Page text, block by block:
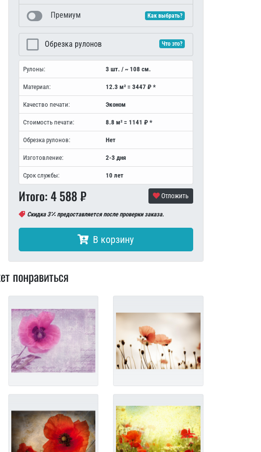
Премиум Как выбрать?
Обрезка рулонов Что это?
Рулоны: 3 шт. / ~ 108 см.
Материал: 12.3 м² = 3447 ₽ *
Качество печати: Эконом
Стоимость печати: 8.8 м² = 1141 ₽ *
Обрезка рулонов: Нет
Изготовление: 2-3 дня
Срок службы: 10 лет
Итого:4 588₽ Отложить
Скидка 3 предоставляется после проверки заказа.
В корзину
понравиться